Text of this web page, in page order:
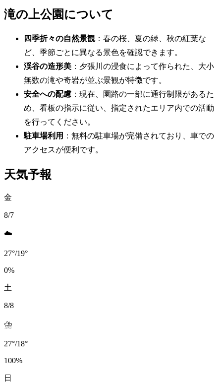
滝の上公園について
四季折々の自然景観：春の桜、夏の緑、秋の紅葉な
ど、季節ごとに異なる景色を確認できます。
渓谷の造形美 ：夕張川の浸食によって作られた、大小
無数の滝や奇岩が並ぶ景観が特徴です。
安全への配慮 ：現在、園路の一部に通行制限があるた
め、看板の指示に従い、指定されたエリア内での活動
を行ってください。
駐車場利用 ：無料の駐車場が完備されており、車での
アクセスが便利です。
天気予報
金
8/7
☁️
27°/19°
0%
土
8/8
⛈️
27°/18°
100%
日